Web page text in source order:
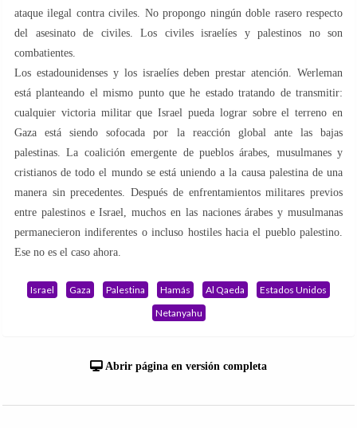
ataque ilegal contra civiles. No propongo ningún doble rasero respecto
del asesinato de civiles. Los civiles israelíes y palestinos no son
combatientes.
Los estadounidenses y los israelíes deben prestar atención. Werleman
está planteando el mismo punto que he estado tratando de transmitir:
cualquier victoria militar que Israel pueda lograr sobre el terreno en
Gaza está siendo sofocada por la reacción global ante las bajas
palestinas. La coalición emergente de pueblos árabes, musulmanes y
cristianos de todo el mundo se está uniendo a la causa palestina de una
manera sin precedentes. Después de enfrentamientos militares previos
entre palestinos e Israel, muchos en las naciones árabes y musulmanas
permanecieron indiferentes o incluso hostiles hacia el pueblo palestino.
Ese no es el caso ahora.
Israel Gaza Palestina Hamás Al Qaeda
Estados Unidos
Netanyahu
Abrir página en versión completa